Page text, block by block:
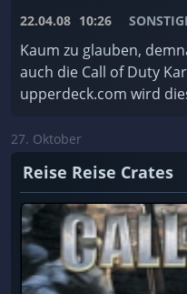
22.04.08 10:26
Kaum zu glauben,
auch die Call of Duty
upperdeck.com wird
werden u ...
27. Oktober
Reise Reise Crates